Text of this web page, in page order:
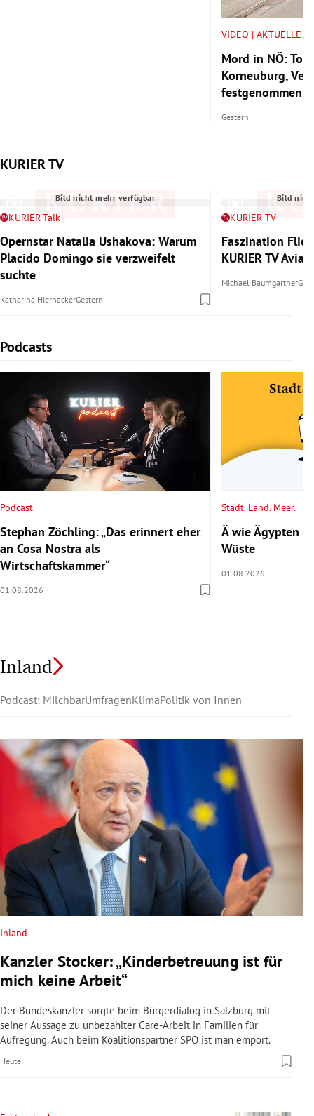
VIDEO | AKTUELLE
Mord in NÖ:
Korneuburg,
festgenommen
Gestern
KURIER TV
Slide 1 von 6
Bild nicht mehr verfügbar
KURIER-Talk
Opernstar Natalia Ushakova: Warum
Placido Domingo sie verzweifelt
suchte
Katharina HierhackerGestern
Bild
KURIER TV
Faszination
KURIER TV
Michael Baumgartner
Podcasts
Slide 1 von 3
Podcast
Stephan Zöchling: „Das erinnert eher
an Cosa Nostra als
Wirtschaftskammer“
01.08.2026
Stadt. Land. Meer.
Ä wie Ägypten
Wüste
01.08.2026
Inland
Podcast: MilchbarUmfragenKlimaPolitik von Innen
Inland
Kanzler Stocker: „Kinderbetreuung ist für
mich keine Arbeit“
Der Bundeskanzler sorgte beim Bürgerdialog in Salzburg mit
seiner Aussage zu unbezahlter Care-Arbeit in Familien für
Aufregung. Auch beim Koalitionspartner SPÖ ist man empört.
Heute